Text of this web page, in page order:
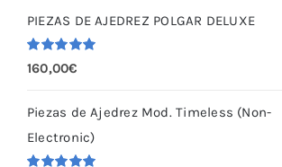
PIEZAS DE AJEDREZ POLGAR DELUXE
Valorado
con 5.00
160,00€
Piezas de Ajedrez Mod. Timeless (Non-
Electronic)